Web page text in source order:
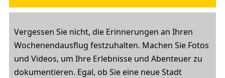
Vergessen Sie nicht, die Erinnerungen an Ihren
Wochenendausflug festzuhalten. Machen Sie Fotos
und Videos, um Ihre Erlebnisse und Abenteuer zu
dokumentieren. Egal, ob Sie eine neue Stadt